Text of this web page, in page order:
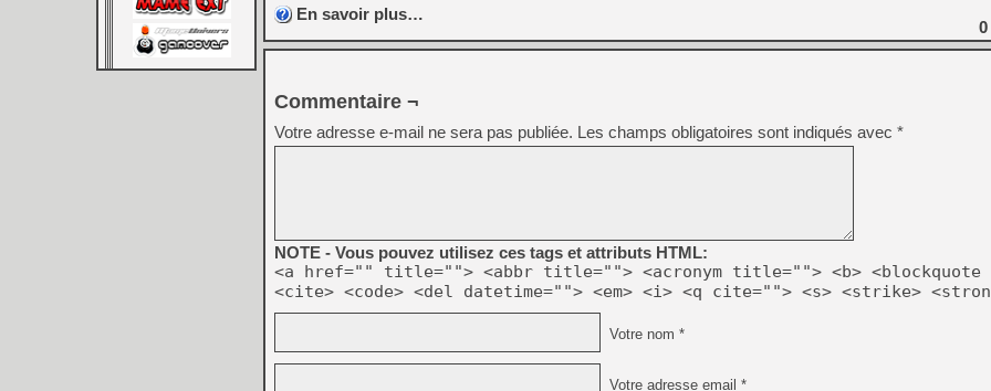
En savoir plus…
0
Commentaire ¬
Votre adresse e-mail ne sera pas publiée. Les champs obligatoires sont indiqués avec *
NOTE - Vous pouvez utilisez ces tags et attributs HTML:
<a href="" title=""> <abbr title=""> <acronym title=""> <b> <blockquote
<cite> <code> <del datetime=""> <em> <i> <q cite=""> <s> <strike>
Votre nom *
Votre adresse email *